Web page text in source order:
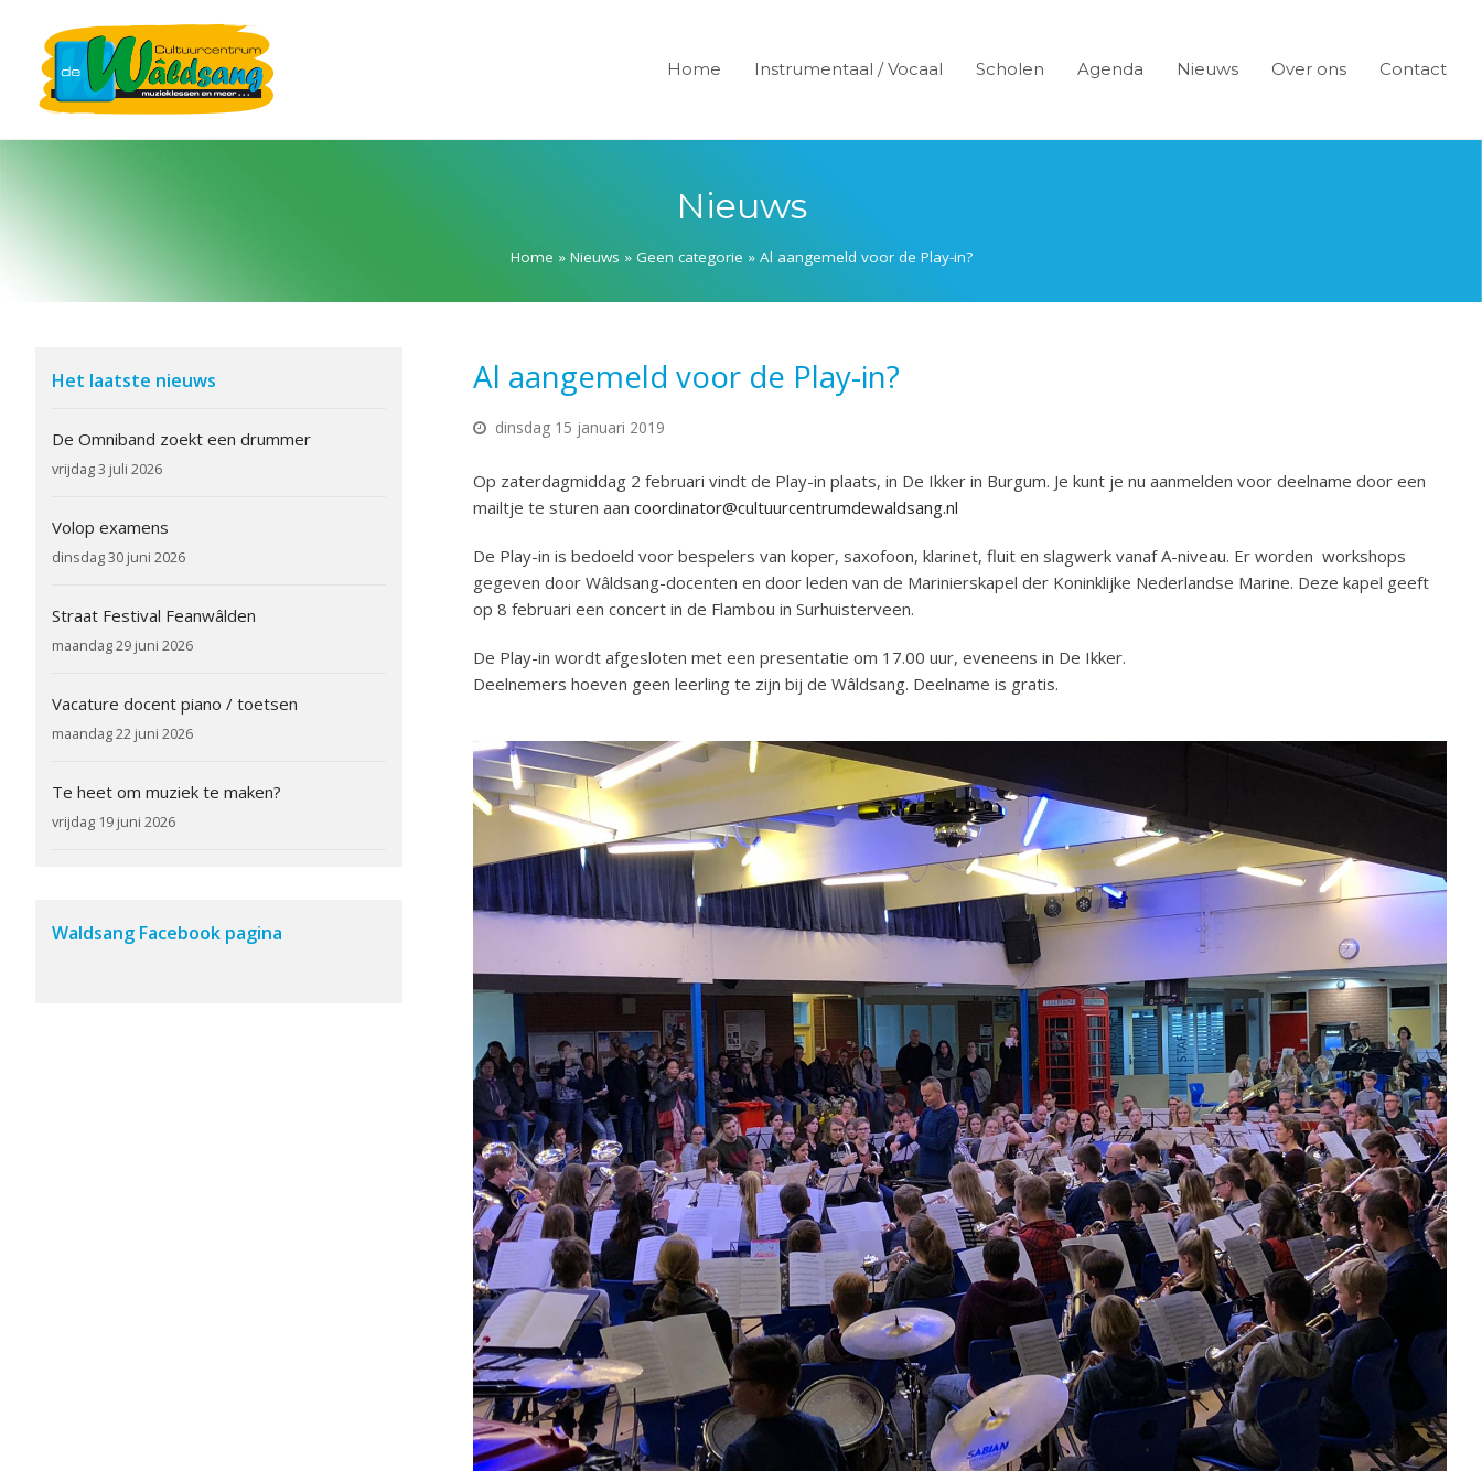
Home Instrumentaal / Vocaal Scholen Agenda Nieuws Over ons Contact
Nieuws
Home » Nieuws » Geen categorie » Al aangemeld voor de Play-in?
Al aangemeld voor de Play-in?
dinsdag 15 januari 2019
Op zaterdagmiddag 2 februari vindt de Play-in plaats, in De Ikker in Burgum. Je kunt je nu aanmelden voor deelname door een
mailtje te sturen aan coordinator@cultuurcentrumdewaldsang.nl
De Play-in is bedoeld voor bespelers van koper, saxofoon, klarinet, fluit en slagwerk vanaf A-niveau. Er worden workshops
gegeven door Wâldsang-docenten en door leden van de Marinierskapel der Koninklijke Nederlandse Marine. Deze kapel geeft
op 8 februari een concert in de Flambou in Surhuisterveen.
De Play-in wordt afgesloten met een presentatie om 17.00 uur, eveneens in De Ikker.
Deelnemers hoeven geen leerling te zijn bij de Wâldsang. Deelname is gratis.
Het laatste nieuws
De Omniband zoekt een drummer
vrijdag 3 juli 2026
Volop examens
dinsdag 30 juni 2026
Straat Festival Feanwâlden
maandag 29 juni 2026
Vacature docent piano / toetsen
maandag 22 juni 2026
Te heet om muziek te maken?
vrijdag 19 juni 2026
Waldsang Facebook pagina